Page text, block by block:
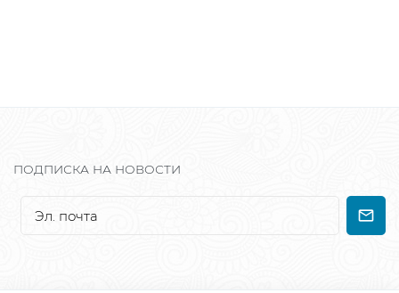
ПОДПИСКА НА НОВОСТИ